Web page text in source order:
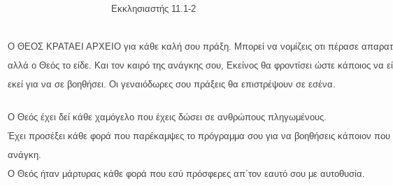
11.1-2
ΚΡΑΤΑΕΙ ΑΡΧΕΙΟ για κάθε καλή σου πράξη. Μπορεί να νομίζεις οτι πέρασε
ο Θεός το είδε. Και τον καιρό της ανάγκης σου, Εκείνος θα φροντίσει ώστε κάποιος να
για να σε βοηθήσει. Οι γεναιόδωρες σου πράξεις θα επιστρέψουν σε εσένα.
έχει δεί κάθε χαμόγελο που έχεις δώσει σε ανθρώπους πληγωμένους.
προσέξει κάθε φορά που παρέκαμψες το πρόγραμμα σου για να βοηθήσεις κάποιον που
ήταν μάρτυρας κάθε φορά που εσύ πρόσφερες απ΄τον εαυτό σου με αυτοθυσία.